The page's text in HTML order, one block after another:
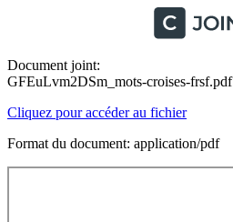
Document joint:
GFEuLvm2DSm_mots-croises-frsf.pdf
Cliquez pour accéder au fichier
Format du document: application/pdf